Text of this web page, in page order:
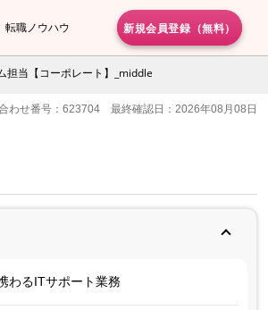
転職ノウハウ 新規会員登録（無料）
担当【コーポレート】_middle
わせ番号：623704 最終確認日：2026年08月08日
わるITサポート業務